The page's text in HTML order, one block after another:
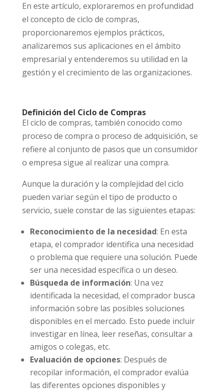
En este artículo, exploraremos en profundidad
el concepto de ciclo de compras,
proporcionaremos ejemplos prácticos,
analizaremos sus aplicaciones en el ámbito
empresarial y entenderemos su utilidad en la
gestión y el crecimiento de las organizaciones.
Definición del Ciclo de Compras
El ciclo de compras, también conocido como
proceso de compra o proceso de adquisición, se
refiere al conjunto de pasos que un consumidor
o empresa sigue al realizar una compra.
Aunque la duración y la complejidad del ciclo
pueden variar según el tipo de producto o
servicio, suele constar de las siguientes etapas:
Reconocimiento de la necesidad: En esta
etapa, el comprador identifica una necesidad
o problema que requiere una solución. Puede
ser una necesidad específica o un deseo.
Búsqueda de información: Una vez
identificada la necesidad, el comprador busca
información sobre las posibles soluciones
disponibles en el mercado. Esto puede incluir
investigar en línea, leer reseñas, consultar a
amigos o colegas, etc.
Evaluación de opciones: Después de
recopilar información, el comprador evalúa
las diferentes opciones disponibles y